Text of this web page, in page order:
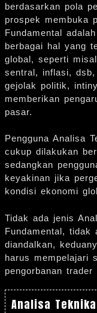
berdasarkan pola
prospek membuka
Fundamental
berbagai hal yang
global, seperti
sentral, inflasi,
gejolak politik,
memberikan
pasar.
Pengguna Analisa
cukup dilakukan
sedangkan
keyakinan jika
kondisi ekonomi
Tidak ada jenis
Fundamental, tidak
diandalkan,
harus mempelajari
pengorbanan
Analisa